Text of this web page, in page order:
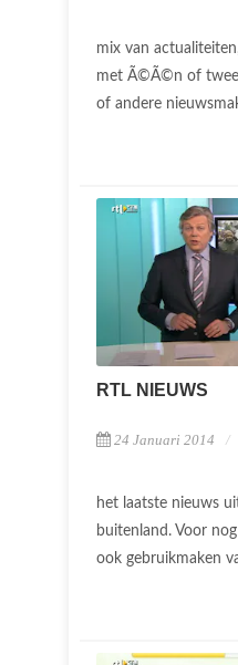
mix van
met Ã©Ã©n of twee
of andere
RTL NIEUWS
24 Januari 2014
het laatste nieuws
buitenland. Voor
ook gebruikmaken